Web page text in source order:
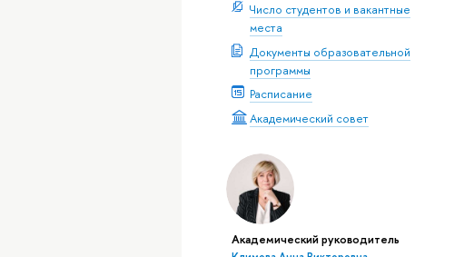
Число студентов и вакантные
места
Документы образовательной
программы
Расписание
Академический совет
Академический руководитель